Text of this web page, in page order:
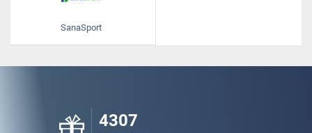
SanaSport
4307